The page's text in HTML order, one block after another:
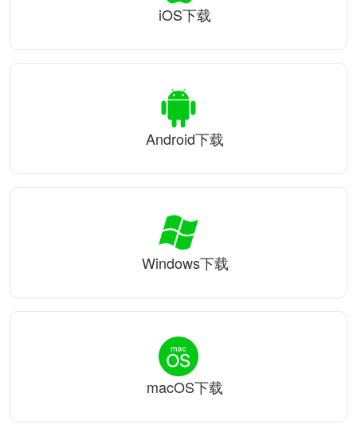
iOS下载
Android下载
Windows下载
macOS下载